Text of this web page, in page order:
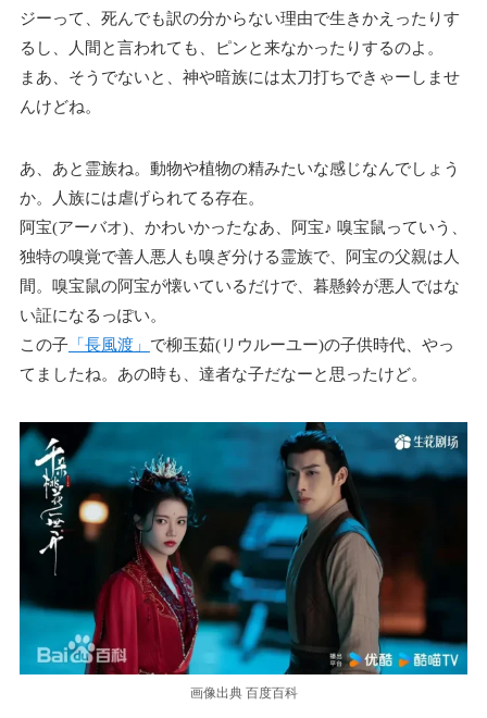
ジーって、死んでも訳の分からない理由で生きかえったりす
るし、人間と言われても、ピンと来なかったりするのよ。
まあ、そうでないと、神や暗族には太刀打ちできゃーしませ
んけどね。
あ、あと霊族ね。動物や植物の精みたいな感じなんでしょう
か。人族には虐げられてる存在。
阿宝(アーバオ)、かわいかったなあ、阿宝♪ 嗅宝鼠っていう、
独特の嗅覚で善人悪人も嗅ぎ分ける霊族で、阿宝の父親は人
間。嗅宝鼠の阿宝が懐いているだけで、暮懸鈴が悪人ではな
い証になるっぽい。
この子「長風渡」 で柳玉茹(リウルーユー)の子供時代、やっ
てましたね。あの時も、達者な子だなーと思ったけど。
画像出典 百度百科